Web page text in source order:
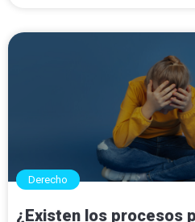
Derecho
¿Existen los procesos